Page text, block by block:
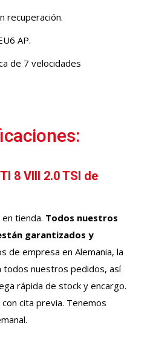
recuperación.
AP.
de 7 velocidades
8 VIII 2.0 TSI de
tienda. Todos nuestros
garantizados y
de empresa en Alemania, la
todos nuestros pedidos, así
rápida de stock y encargo.
cita previa. Tenemos